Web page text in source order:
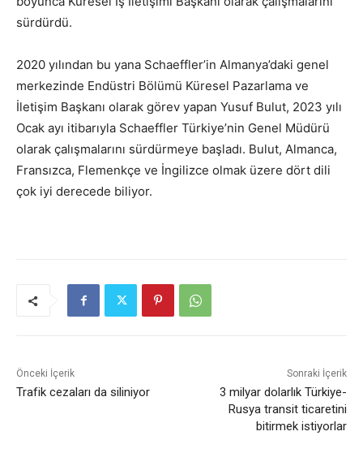
sürdürdü.
2020 yılından bu yana Schaeffler’in Almanya’daki genel
merkezinde Endüstri Bölümü Küresel Pazarlama ve
İletişim Başkanı olarak görev yapan Yusuf Bulut, 2023 yılı
Ocak ayı itibarıyla Schaeffler Türkiye’nin Genel Müdürü
olarak çalışmalarını sürdürmeye başladı. Bulut, Almanca,
Fransızca, Flemenkçe ve İngilizce olmak üzere dört dili
çok iyi derecede biliyor.
Önceki İçerik
Trafik cezaları da siliniyor
Sonraki İçerik
3 milyar dolarlık Türkiye-
Rusya transit ticaretini
bitirmek istiyorlar